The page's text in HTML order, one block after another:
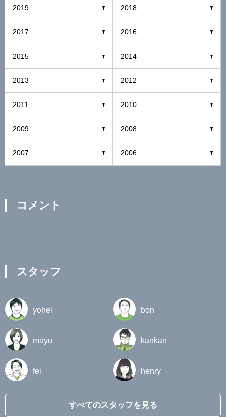
2019 2018
2017 2016
2015 2014
2013 2012
2011 2010
2009 2008
2007 2006
コメント
スタッフ
yohei bon
mayu kankan
fei henry
すべてのスタッフを見る